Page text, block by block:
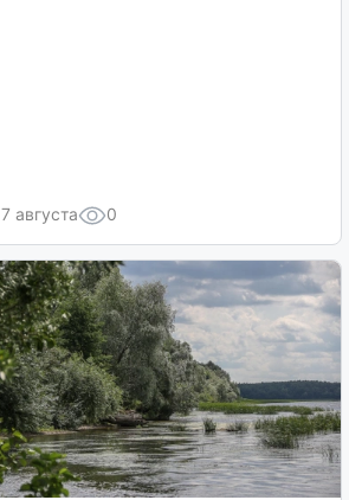
7 августа 0